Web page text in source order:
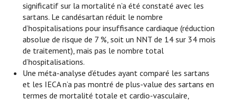
significatif sur la mortalité n’a été constaté avec les
sartans. Le candésartan réduit le nombre
d’hospitalisations pour insuffisance cardiaque (réduction
absolue de risque de 7 %, soit un NNT de 14 sur 34 mois
de traitement), mais pas le nombre total
d’hospitalisations.
Une méta-analyse d’études ayant comparé les sartans
et les IECA n’a pas montré de plus-value des sartans en
termes de mortalité totale et cardio-vasculaire,